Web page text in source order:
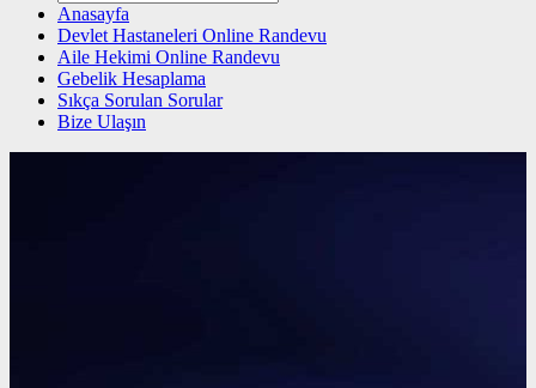
Anasayfa
Devlet Hastaneleri Online Randevu
Aile Hekimi Online Randevu
Gebelik Hesaplama
Sıkça Sorulan Sorular
Bize Ulaşın